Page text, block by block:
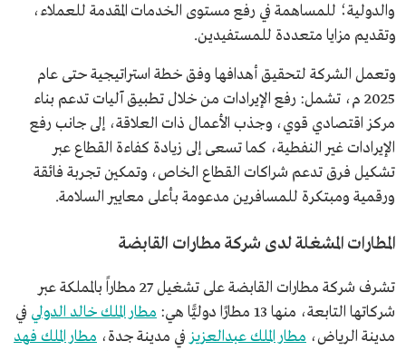
والدولية؛ للمساهمة في رفع مستوى الخدمات المقدمة للعملاء،
وتقديم مزايا متعددة للمستفيدين.
وتعمل الشركة لتحقيق أهدافها وفق خطة استراتيجية حتى عام
2025 م، تشمل: رفع الإيرادات من خلال تطبيق آليات تدعم بناء
مركز اقتصادي قوي، وجذب الأعمال ذات العلاقة، إلى جانب رفع
الإيرادات غير النفطية، كما تسعى إلى زيادة كفاءة القطاع عبر
تشكيل فرق تدعم شراكات القطاع الخاص، وتمكين تجربة فائقة
ورقمية ومبتكرة للمسافرين مدعومة بأعلى معايير السلامة.
المطارات المشغلة لدى شركة مطارات القابضة
تشرف شركة مطارات القابضة على تشغيل 27 مطاراً بالمملكة عبر
شركاتها التابعة، منها 13 مطارًا دوليًّا هي:
مطار الملك خالد الدولي في
مدينة الرياض، مطار الملك عبدالعزيز في مدينة جدة، مطار الملك فهد